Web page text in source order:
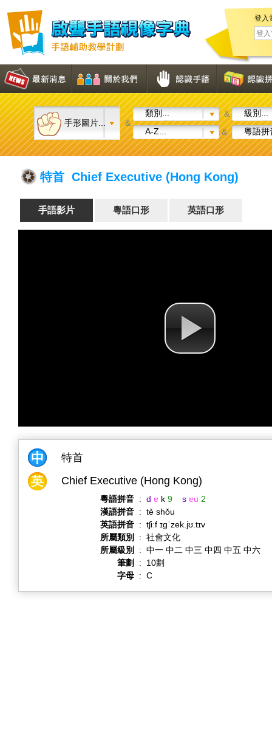
登入
手形圖片... &
類別... &
級別...
A-Z...
& 粵語拼
特首 Chief Executive (Hong Kong)
手語影片 粵語口形 英語口形
特首
Chief Executive (Hong Kong)
粵語拼音 : d ɐ k 9 s ɐu 2
漢語拼音 : tè shǒu
英語拼音 : tʃiːf ɪɡˈzek.jʊ.tɪv
所屬類別
: 社會文化
所屬級別
: 中一 中二 中三 中四 中五 中六
筆劃
:
10劃
字母 : C